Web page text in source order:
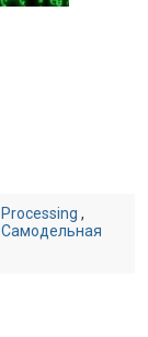
Processing ,
Самодельная